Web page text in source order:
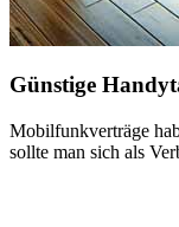
Günstige
Mobilfunkverträge
sollte man sich als